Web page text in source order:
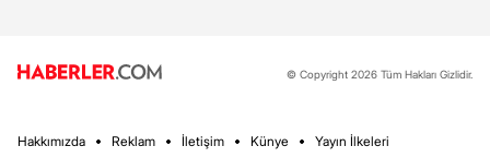
© Copyright 2026 Tüm Hakları Gizlidir.
Hakkımızda Reklam İletişim Künye Yayın İlkeleri